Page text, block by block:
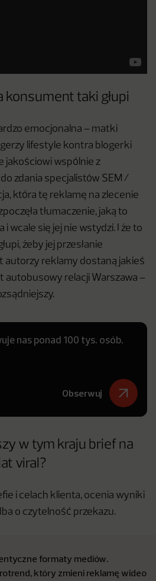
konsument taki głupi
emocjonalna – matki
lifestyle kontra blogerki
jakościowi wspólnie z
zdania specjalistów SEM /
która tę reklamę na zlecenie
tłumaczenie, jaką to
wcale się jej nie wstydzi. I że to
żeby jej przesłanie
autorzy reklamy dostaną jakieś
autobusowy relacji Warszawa –
nas ponad 100 tys. osób.
Obserwuj
w tym kraju brief na
viral?
i celach klienta, ocenia wyniki
o czytelność przekazu.
formaty mediów.
który zmieni reklamę wideo